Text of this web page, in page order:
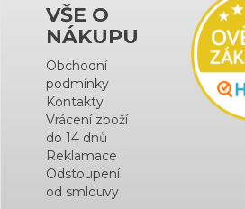
VŠE O
NÁKUPU
Obchodní
podmínky
Kontakty
Vrácení zboží
do 14 dnů
Reklamace
Odstoupení
od smlouvy